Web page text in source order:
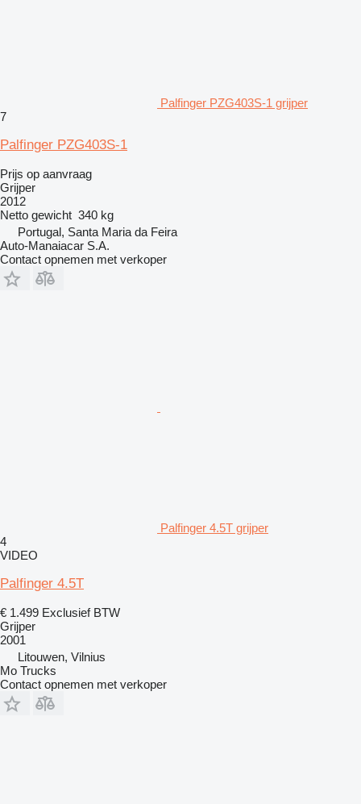
Palfinger PZG403S-1 grijper
7
Palfinger PZG403S-1
Prijs op aanvraag
Grijper
2012
Netto gewicht 340 kg
Portugal, Santa Maria da Feira
Auto-Manaiacar S.A.
Contact opnemen met verkoper
Palfinger 4.5T grijper
4
VIDEO
Palfinger 4.5T
€ 1.499 Exclusief BTW
Grijper
2001
Litouwen, Vilnius
Mo Trucks
Contact opnemen met verkoper